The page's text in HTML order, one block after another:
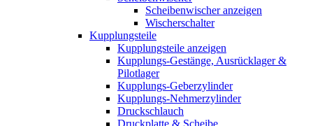
Scheibenwischer anzeigen
Wischerschalter
Kupplungsteile
Kupplungsteile anzeigen
Kupplungs-Gestänge, Ausrücklager &
Pilotlager
Kupplungs-Geberzylinder
Kupplungs-Nehmerzylinder
Druckschlauch
Druckplatte & Scheibe